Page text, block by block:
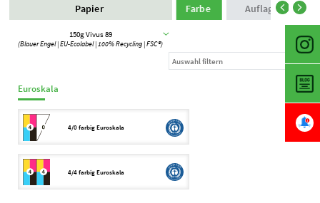
Papier
150g Vivus 89
(Blauer Engel | EU-Ecolabel | 100% Recycling | FSC®)
Farbe Auflage und
Euroskala
4/0 farbig Euroskala
4/4 farbig Euroskala